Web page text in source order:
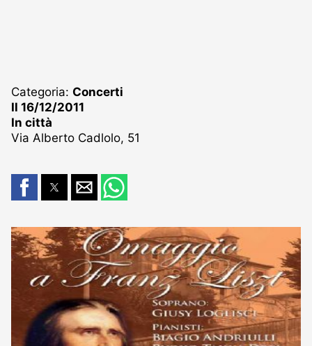
Categoria: Concerti
Il 16/12/2011
In città
Via Alberto Cadlolo, 51